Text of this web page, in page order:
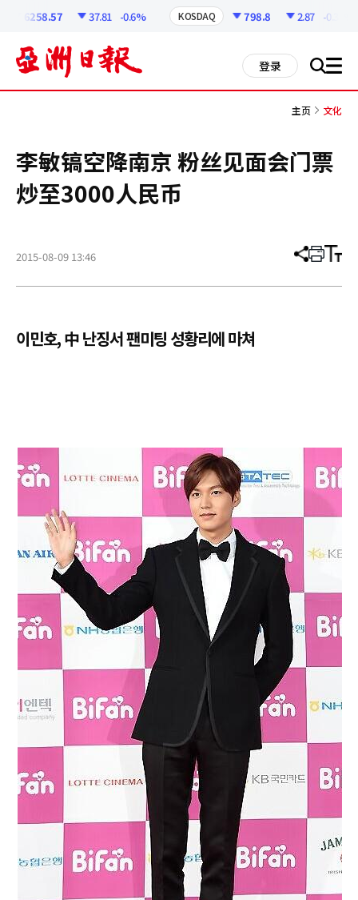
6258.57 37.81 -0.6% KOSDAQ 798.8 2.87 -0.36%
登录 搜 all
主页 文化
李敏镐空降南京 粉丝见面会门票
炒至3000人民币
2015-08-09 13:46 分
章
打 调
小
이민호, 中 난징서 팬미팅 성황리에 마쳐